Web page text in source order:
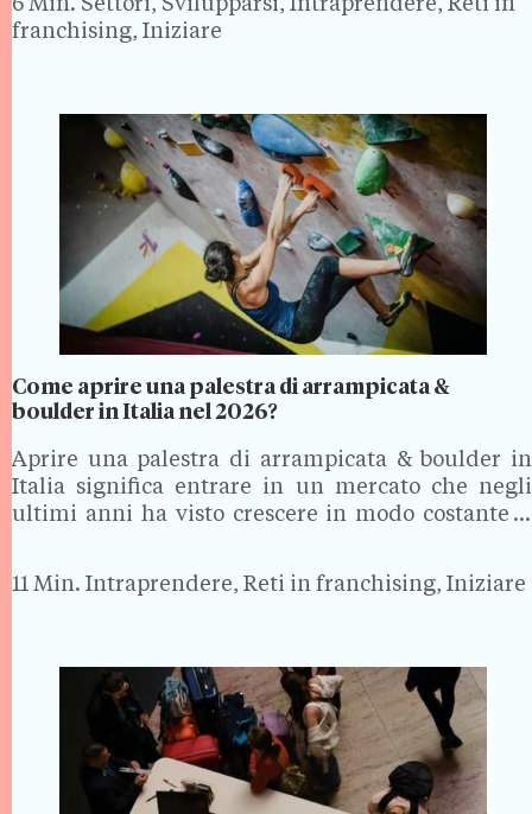
…
6 Min. Settori, Svilupparsi, Intraprendere, Reti in
franchising, Iniziare
Come aprire una palestra di arrampicata &
boulder in Italia nel 2026?
Aprire una palestra di arrampicata & boulder in
Italia significa entrare in un mercato che negli
ultimi anni ha visto crescere in modo costante il
lo sport all'aria aperta e per le discipline
alternative…
11 Min. Intraprendere, Reti in franchising, Iniziare